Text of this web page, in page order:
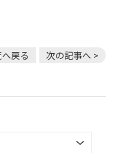
戻る 次の記事へ >